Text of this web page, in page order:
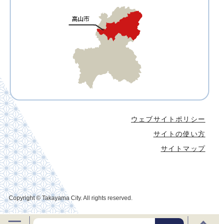
ウェブサイトポリシー
サイトの使い方
サイトマップ
Copyright © Takayama City. All rights reserved.